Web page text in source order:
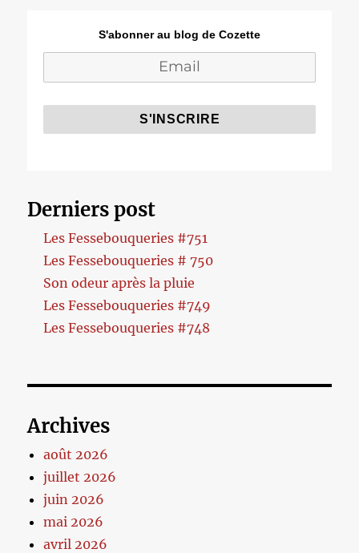
S'abonner au blog de Cozette
Derniers post
Les Fessebouqueries #751
Les Fessebouqueries # 750
Son odeur après la pluie
Les Fessebouqueries #749
Les Fessebouqueries #748
Archives
août 2026
juillet 2026
juin 2026
mai 2026
avril 2026